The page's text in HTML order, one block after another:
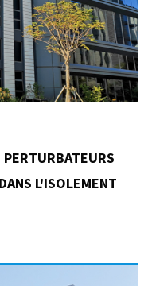
PERTURBATEURS
L'ISOLEMENT